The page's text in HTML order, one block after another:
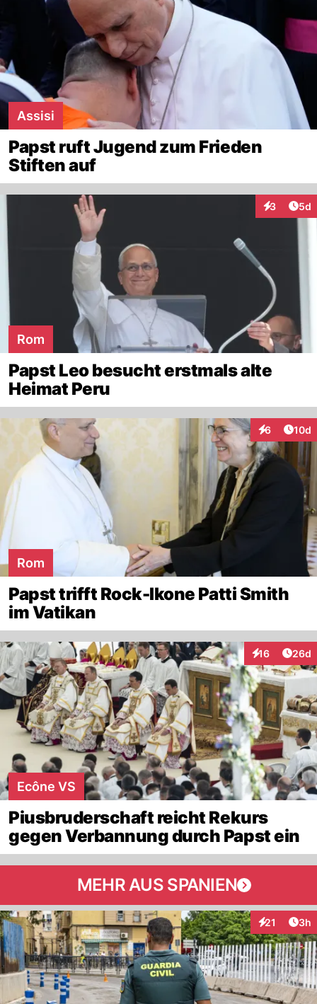
Assisi
Papst ruft Jugend zum Frieden
Stiften auf
3 5d
Rom
Papst Leo besucht erstmals alte
Heimat Peru
6
Interaktionen
10d
Rom
Papst trifft Rock-Ikone Patti Smith
im Vatikan
16
Interaktionen
26d
Ecône VS
Piusbruderschaft reicht Rekurs
gegen Verbannung durch Papst ein
MEHR AUS SPANIEN
21
Interaktionen
3h